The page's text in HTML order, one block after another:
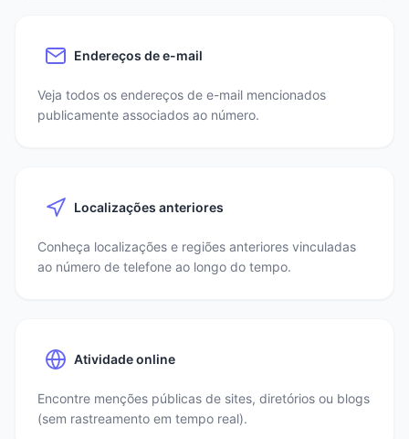
Endereços de e-mail
Veja todos os endereços de e-mail mencionados
publicamente associados ao número.
Localizações anteriores
Conheça localizações e regiões anteriores vinculadas
ao número de telefone ao longo do tempo.
Atividade online
Encontre menções públicas de sites, diretórios ou blogs
(sem rastreamento em tempo real).